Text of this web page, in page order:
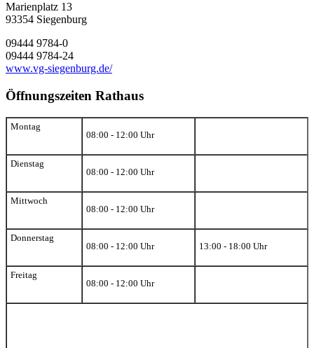
Marienplatz 13
93354 Siegenburg
09444 9784-0
09444 9784-24
www.vg-siegenburg.de/
Öffnungszeiten Rathaus
Montag
08:00 - 12:00 Uhr
Dienstag
08:00 - 12:00 Uhr
Mittwoch
08:00 - 12:00 Uhr
Donnerstag
08:00 - 12:00 Uhr
13:00 - 18:00 Uhr
Freitag
08:00 - 12:00 Uhr